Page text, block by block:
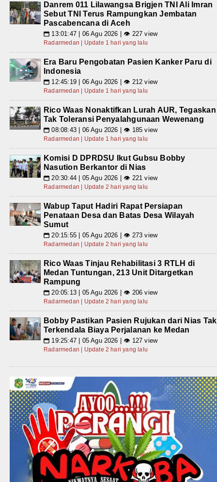
Danrem 011 Lilawangsa Brigjen TNI Ali Imran
Sebut TNI Terus Rampungkan Jembatan
Pascabencana di Aceh
📅 13:01:47 | 06 Agu 2026 | 👁 227 view
Radarmedan | Update 1 hari yang lalu
Era Baru Pengobatan Pasien Kanker Paru di
Indonesia
📅 12:45:19 | 06 Agu 2026 | 👁 212 view
Radarmedan | Update 1 hari yang lalu
Rico Waas Nonaktifkan Lurah AUR, Tegaskan
Tak Toleransi Penyalahgunaan Wewenang
📅 08:08:43 | 06 Agu 2026 | 👁 185 view
Radarmedan | Update 1 hari yang lalu
Komisi D DPRDSU Ikut Gubsu Bobby
Nasution Berkantor di Nias
📅 20:30:44 | 05 Agu 2026 | 👁 221 view
Radarmedan | Update 2 hari yang lalu
Wabup Taput Hadiri Rapat Persiapan
Penataan Desa dan Batas Desa Wilayah
Sumut
📅 20:15:55 | 05 Agu 2026 | 👁 273 view
Radarmedan | Update 2 hari yang lalu
Rico Waas Tinjau Rehabilitasi 3 RTLH di
Medan Tuntungan, 213 Unit Ditargetkan
Rampung
📅 20:05:13 | 05 Agu 2026 | 👁 206 view
Radarmedan | Update 2 hari yang lalu
Bobby Pastikan Pasien Rujukan dari Nias Tak
Terkendala Biaya Perjalanan ke Medan
📅 19:25:47 | 05 Agu 2026 | 👁 127 view
Radarmedan | Update 2 hari yang lalu